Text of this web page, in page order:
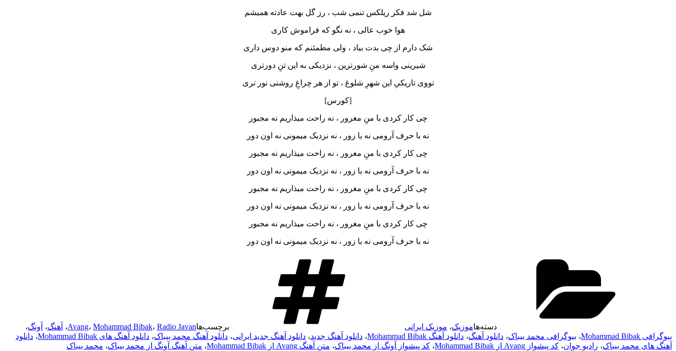
شل شد فکر ریلکس تنمی شب ، رز گل بهت عادته همیشم
هوا خوب عالی ، نه نگو که فراموش کاری
شک دارم از چی بدت بیاد ، ولی مطمئنم که منو دوس داری
شیرینی واسه منِ شورترین ، نزدیکی به این تنِ دورتری
تووی تاریکیِ این شهرِ شلوغ ، تو از هر چراغِ روشنی نور تری
[کورس]
چی کار کردی با منِ مغرور ، نه راحت میذاریم نه مجبور
نه با حرف آرومی نه با زور ، نه نزدیک میمونی نه اون دور
چی کار کردی با منِ مغرور ، نه راحت میذاریم نه مجبور
نه با حرف آرومی نه با زور ، نه نزدیک میمونی نه اون دور
چی کار کردی با منِ مغرور ، نه راحت میذاریم نه مجبور
نه با حرف آرومی نه با زور ، نه نزدیک میمونی نه اون دور
چی کار کردی با منِ مغرور ، نه راحت میذاریم نه مجبور
نه با حرف آرومی نه با زور ، نه نزدیک میمونی نه اون دور
دسته‌هاموزیک، موزیک ایرانی برچسب‌ها Avang، Mohammad Bibak، Radio Javan ، آهنگ، آونگ،
بیوگرافی Mohammad Bibak
، بیوگرافی محمد بیباک، دانلود آهنگ، دانلود آهنگ Mohammad Bibak ، دانلود آهنگ جدید، دانلود آهنگ جدید ایرانی، دانلود آهنگ محمد بیباک، دانلود آهنگ های Mohammad Bibak ، دانلود
آهنگ های محمد بیباک، رادیو جوان، کد پیشواز Avang از Mohammad Bibak ، کد پیشواز آونگ از محمد بیباک، متن آهنگ Avang از Mohammad Bibak ، متن آهنگ آونگ از محمد بیباک، محمد بیباک